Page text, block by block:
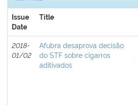
Issue
Date
Title
2018-
01/02
Afubra desaprova decisão
do STF sobre cigarros
aditivados